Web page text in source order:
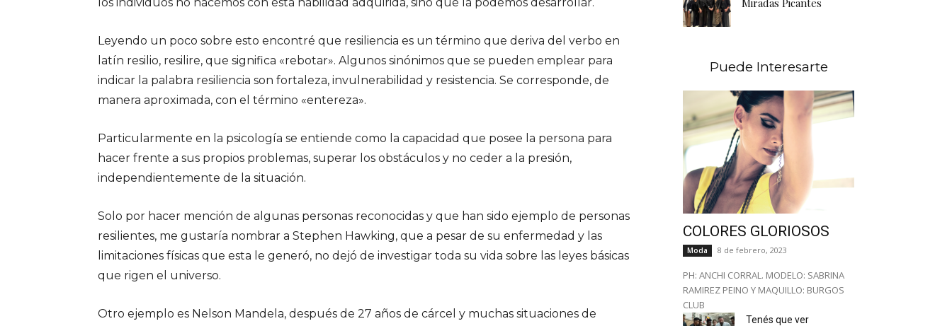
los individuos no nacemos con esta habilidad adquirida, sino que la podemos desarrollar.
Leyendo un poco sobre esto encontré que resiliencia es un término que deriva del verbo en
latín resilio, resilire, que significa «rebotar». Algunos sinónimos que se pueden emplear para
indicar la palabra resiliencia son fortaleza, invulnerabilidad y resistencia. Se corresponde, de
manera aproximada, con el término «entereza».
Particularmente en la psicología se entiende como la capacidad que posee la persona para
hacer frente a sus propios problemas, superar los obstáculos y no ceder a la presión,
independientemente de la situación.
Solo por hacer mención de algunas personas reconocidas y que han sido ejemplo de personas
resilientes, me gustaría nombrar a Stephen Hawking, que a pesar de su enfermedad y las
limitaciones físicas que esta le generó, no dejó de investigar toda su vida sobre las leyes básicas
que rigen el universo.
Otro ejemplo es Nelson Mandela, después de 27 años de cárcel y muchas situaciones de
Puede Interesarte
COLORES GLORIOSOS
Moda 8 de febrero, 2023
PH: ANCHI CORRAL. MODELO: SABRINA
RAMIREZ PEINO Y MAQUILLO: BURGOS
CLUB
Tenés que ver